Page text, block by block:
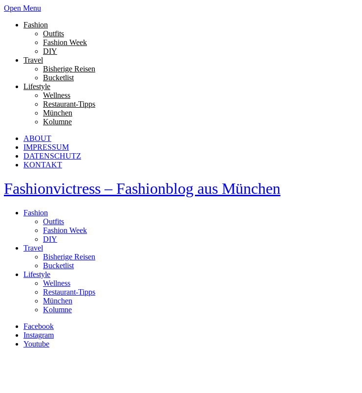
Open Menu
Fashion
Outfits
Fashion Week
DIY
Travel
Bisherige Reisen
Bucketlist
Lifestyle
Wellness
Restaurant-Tipps
München
Kolumne
ABOUT
IMPRESSUM
DATENSCHUTZ
KONTAKT
Fashionvictress – Fashionblog aus München
Fashion
Outfits
Fashion Week
DIY
Travel
Bisherige Reisen
Bucketlist
Lifestyle
Wellness
Restaurant-Tipps
München
Kolumne
Facebook
Instagram
Youtube